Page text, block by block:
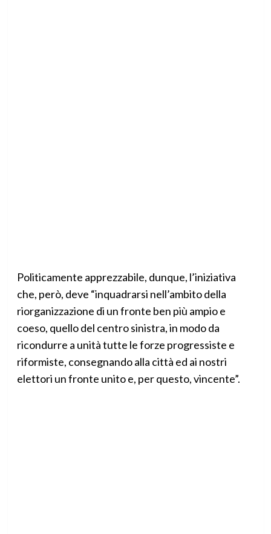
Politicamente apprezzabile, dunque, l’iniziativa
che, però, deve “inquadrarsi nell’ambito della
riorganizzazione di un fronte ben più ampio e
coeso, quello del centro sinistra, in modo da
ricondurre a unità tutte le forze progressiste e
riformiste, consegnando alla città ed ai nostri
elettori un fronte unito e, per questo, vincente”.